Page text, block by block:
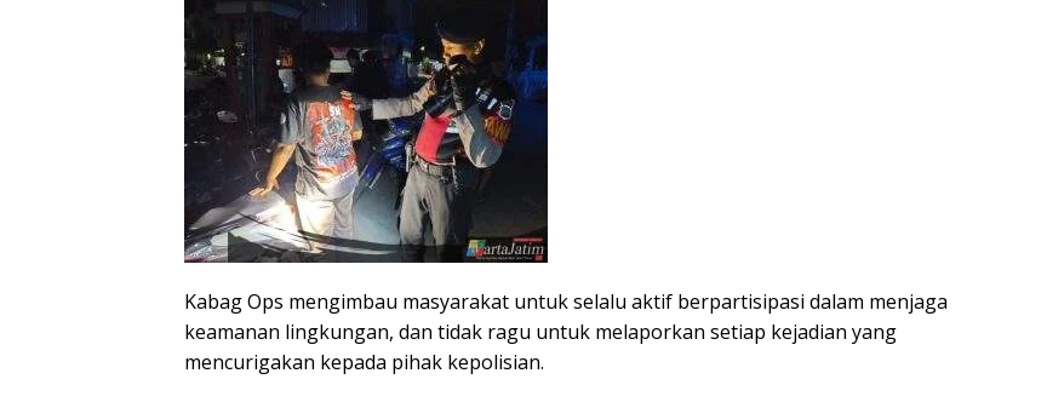
Kabag Ops mengimbau masyarakat untuk selalu aktif berpartisipasi dalam menjaga
keamanan lingkungan, dan tidak ragu untuk melaporkan setiap kejadian yang
mencurigakan kepada pihak kepolisian.